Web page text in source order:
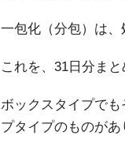
一包化（分包）は、
これを、31日分ま
ボックスタイプで
プタイプのものがあ